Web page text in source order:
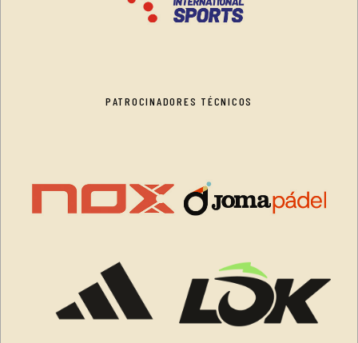
PATROCINADORES TÉCNICOS